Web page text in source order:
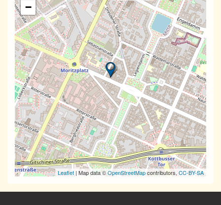
−
Leaflet | Map data ©OpenStreetMapcontributors,CC-BY-SA